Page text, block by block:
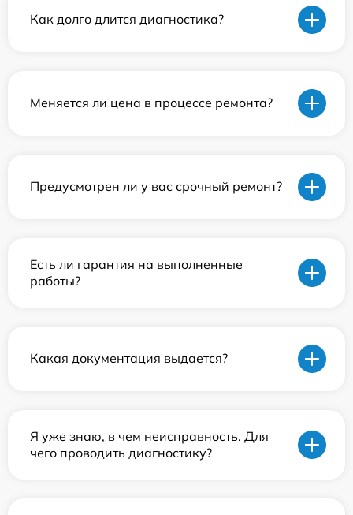
Как долго длится диагностика?
Меняется ли цена в процессе ремонта?
Предусмотрен ли у вас срочный ремонт?
Есть ли гарантия на выполненные
работы?
Какая документация выдается?
Я уже знаю, в чем неисправность. Для
чего проводить диагностику?